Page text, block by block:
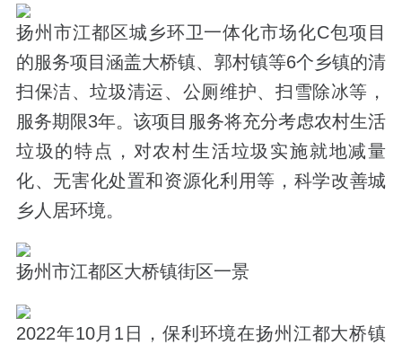
扬州市江都区城乡环卫一体化市场化C包项目
的服务项目涵盖大桥镇、郭村镇等6个乡镇的清
扫保洁、垃圾清运、公厕维护、扫雪除冰等，
服务期限3年。该项目服务将充分考虑农村生活
垃圾的特点，对农村生活垃圾实施就地减量
化、 无害化处置和资源化利用等，科学改善城
乡人居环境。
扬州市江都区大桥镇街区一景
2022年10月1日，保利环境在扬州江都大桥镇